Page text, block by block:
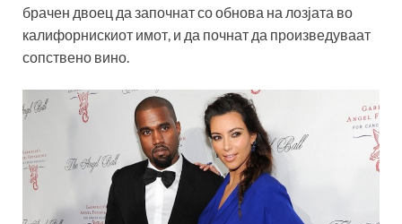
брачен двоец да започнат со обнова на лозјата во
калифорнискиот имот, и да почнат да произведуваат
сопствено вино.